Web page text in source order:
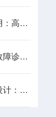
从实验室到工业应用：高压细胞破碎仪的革新与发展
纳米药物生产系统故障诊断与预测性维护策略
微流控芯片定制化设计：MPE设备性能优化的关键一步